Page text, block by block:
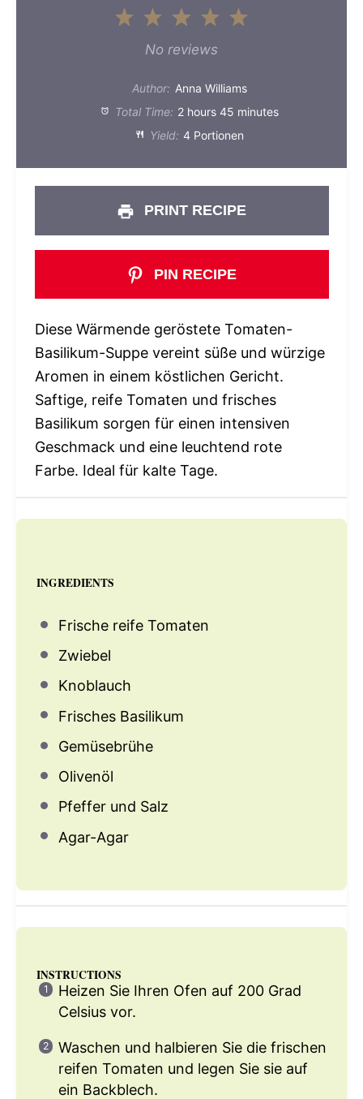
5
4
3
Stars
2
Stars
1
Star
No reviews
Author: Anna Williams
Total Time: 2 hours 45 minutes
Yield: 4 Portionen
PRINT RECIPE
PIN RECIPE
Diese Wärmende geröstete Tomaten-
Basilikum-Suppe vereint süße und würzige
Aromen in einem köstlichen Gericht.
Saftige, reife Tomaten und frisches
Basilikum sorgen für einen intensiven
Geschmack und eine leuchtend rote
Farbe. Ideal für kalte Tage.
INGREDIENTS
Frische reife Tomaten
Zwiebel
Knoblauch
Frisches Basilikum
Gemüsebrühe
Olivenöl
Pfeffer und Salz
Agar-Agar
INSTRUCTIONS
Heizen Sie Ihren Ofen auf 200 Grad
Celsius vor.
Waschen und halbieren Sie die frischen
reifen Tomaten und legen Sie sie auf
ein Backblech.